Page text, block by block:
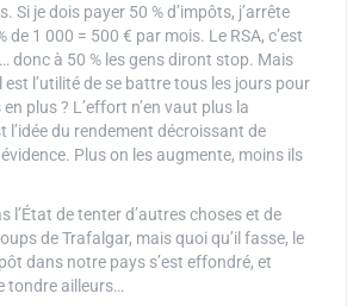
Si je dois payer 50 % d’impôts, j’arrête
de 1 000 = 500 € par mois. Le RSA, c’est
donc à 50 % les gens diront stop. Mais
est l’utilité de se battre tous les jours pour
plus ? L’effort n’en vaut plus la
l’idée du rendement décroissant de
évidence. Plus on les augmente, moins ils
l’État de tenter d’autres choses et de
de Trafalgar, mais quoi qu’il fasse, le
dans notre pays s’est effondré, et
tondre ailleurs…